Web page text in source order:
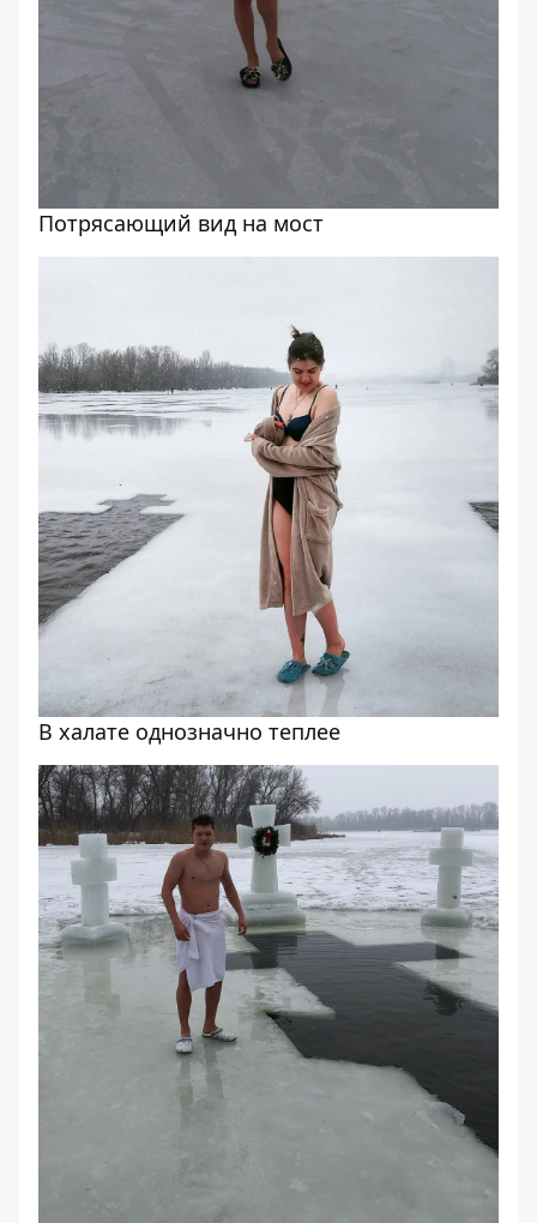
Потрясающий вид на мост
В халате однозначно теплее